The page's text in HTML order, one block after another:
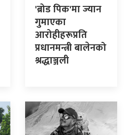
'ब्रोड पिक'मा ज्यान
गुमाएका
आरोहीहरूप्रति
प्रधानमन्त्री बालेनको
श्रद्धाञ्जली